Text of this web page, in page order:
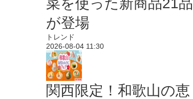
菜を使った新商品21品
が登場
トレンド
2026-08-04 11:30
関西限定！和歌山の恵